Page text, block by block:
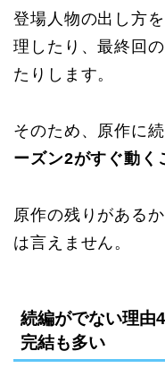
登場人物の出し方
理したり、最終回
たりします。
そのため、原作に
ーズン2がすぐ動く
原作の残りがある
は言えません。
続編がでない理
完結も多い